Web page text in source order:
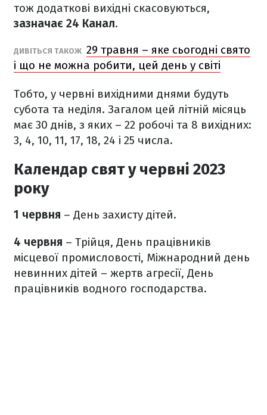
тож додаткові вихідні скасовуються,
зазначає 24 Канал.
ДИВІТЬСЯ ТАКОЖ 29 травня – яке сьогодні свято
і що не можна робити, цей день у світі
Тобто, у червні вихідними днями будуть
субота та неділя. Загалом цей літній місяць
має 30 днів, з яких – 22 робочі та 8 вихідних:
3, 4, 10, 11, 17, 18, 24 і 25 числа.
Календар свят у червні 2023
року
1 червня – День захисту дітей.
4 червня – Трійця, День працівників
місцевої промисловості, Міжнародний день
невинних дітей – жертв агресії, День
працівників водного господарства.